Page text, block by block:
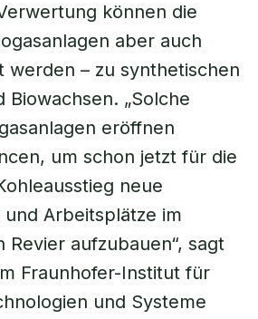
können die
aber auch
– zu synthetischen
Biowachsen. „Solche
eröffnen
um schon jetzt für die
neue
Arbeitsplätze im
Revier aufzubauen“, sagt
Fraunhofer-Institut für
und Systeme